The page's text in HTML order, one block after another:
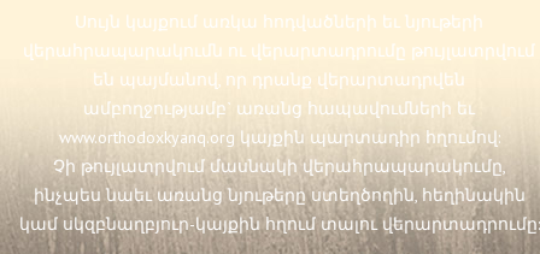
Սույն կայքում առկա հոդվածների եւ նյութերի
վերահրապարակումն ու վերարտադրումը թույլատրվում
են պայմանով, որ դրանք վերարտադրվեն
ամբողջությամբ` առանց հապավումների եւ
www.orthodoxkyanq.org կայքին պարտադիր հղումով:
Չի թույլատրվում մասնակի վերահրապարակումը,
ինչպես նաեւ առանց նյութերը ստեղծողին, հեղինակին
կամ սկզբնաղբյուր-կայքին հղում տալու վերարտադրումը: